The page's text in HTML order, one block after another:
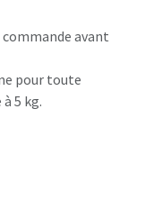
commande avant
pour toute
5 kg.